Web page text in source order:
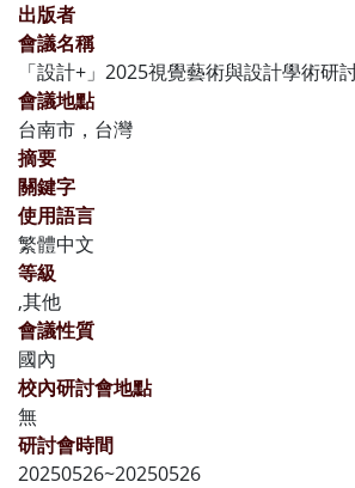
出版者
會議名稱
「設計+」2025視覺藝術與設計學術研
會議地點
台南市，台灣
摘要
關鍵字
使用語言
繁體中文
等級
,其他
會議性質
國內
校內研討會地點
無
研討會時間
20250526~20250526